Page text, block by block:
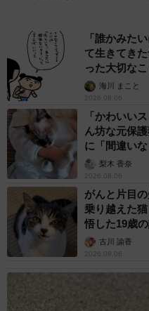
「誰かみた
て生きてき
った大切なこ
海川 まこと
2026.08.06
「かわいい
ん坊な元保
に「間違い
梨木 香奈
2026.08.06
がんと片目
乗り越えた
悟した19歳
古川 諭香
2026.08.06